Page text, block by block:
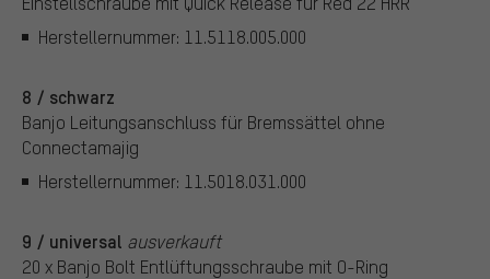
Herstellernummer: 11.5118.005.000
8 / schwarz
Banjo Leitungsanschluss für Bremssättel ohne
Connectamajig
Herstellernummer: 11.5018.031.000
9 / universal ausverkauft
20 x Banjo Bolt Entlüftungsschraube mit O-Ring